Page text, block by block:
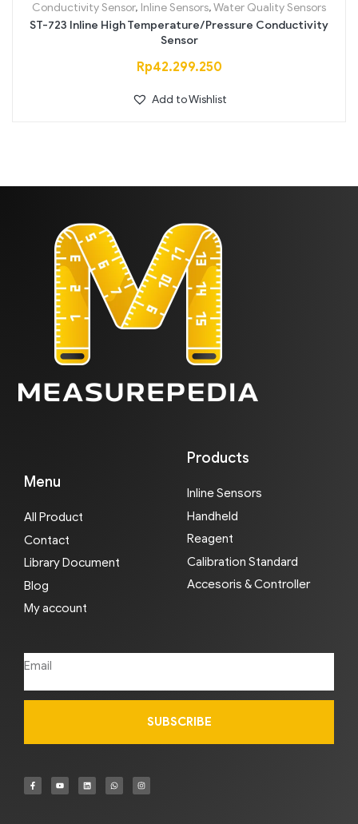
Conductivity Sensor, Inline Sensors,Water Quality Sensors
ST-723 Inline High Temperature/Pressure Conductivity
Sensor
Rp42.299.250
Add to Wishlist
Menu
All Product
Contact
Library Document
Blog
My account
Products
Inline Sensors
Handheld
Reagent
Calibration Standard
Accesoris & Controller
SUBSCRIBE